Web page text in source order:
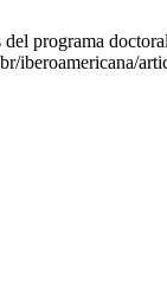
programa
iberoamericana/